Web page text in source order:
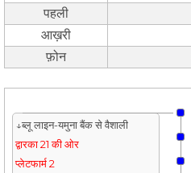
पहली
आख़री
फ़ोन
↓ब्लू लाइन-यमुना बैंक से वैशाली
द्वारका 21 की ओर
प्लेटफार्म 2